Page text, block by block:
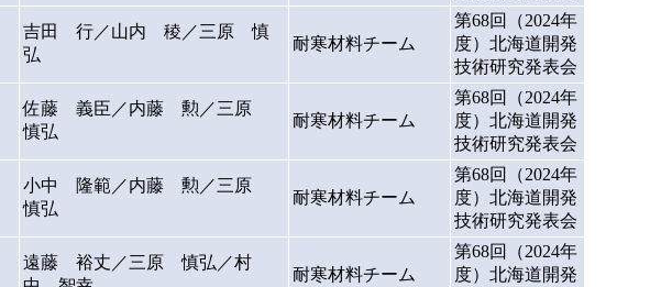
吉田 行／山内 稜／三原 慎
弘
耐寒材料チーム
第68回（2024年
度）北海道開発
技術研究発表会
佐藤 義臣／内藤 勲／三原
慎弘
耐寒材料チーム
第68回（2024年
度）北海道開発
技術研究発表会
小中 隆範／内藤 勲／三原
慎弘
耐寒材料チーム
第68回（2024年
度）北海道開発
技術研究発表会
遠藤 裕丈／三原 慎弘／村
耐寒材料チーム
第68回（2024年
度）北海道開発